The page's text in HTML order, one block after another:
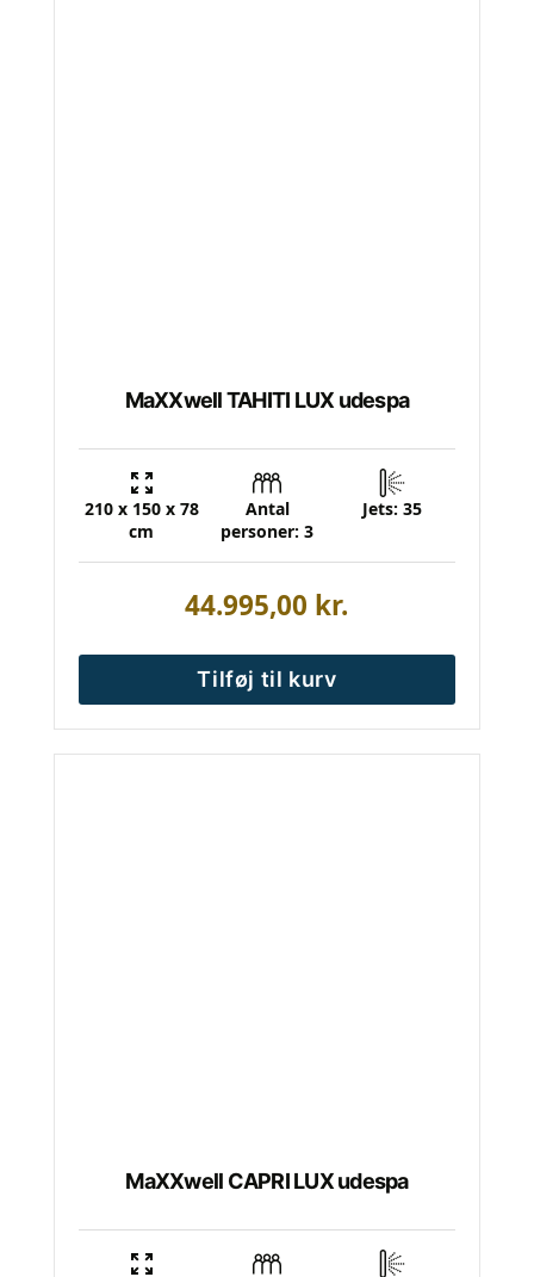
MaXXwell TAHITI LUX udespa
210 x 150 x 78
cm
Antal
personer: 3
Jets: 35
44.995,00 kr.
Tilføj til kurv
MaXXwell CAPRI LUX udespa